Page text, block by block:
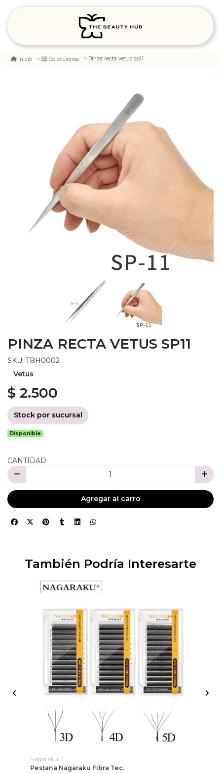
Inicio Colecciones Pinza recta vetus sp11
PINZA RECTA VETUS SP11
SKU: TBH0002
Vetus
$ 2.500
Stock por sucursal
Disponible
CANTIDAD
Agregar al carro
También Podría Interesarte
Nagaraku
Pestana Nagaraku Fibra Tec.